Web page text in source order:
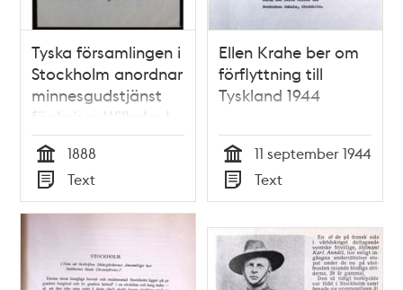
Tyska församlingen i
Stockholm anordnar
minnesgudstjänst
för kejsar Wilhelm I
1888
Tid
1888
Typ
Text
Ellen Krahe ber om
förflyttning till
Tyskland 1944
Tid
11 september 1944
Typ
Text